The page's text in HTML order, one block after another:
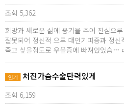
조회 5,362
희망과 새로운 삶에 용기을 주어 진심으
잘못되어 정신적 으루 대인기피증과 정
죽고 싶을정도로 우울증에 빠져있었습…
인기 처진가슴수술탄력있게
조회 6,159